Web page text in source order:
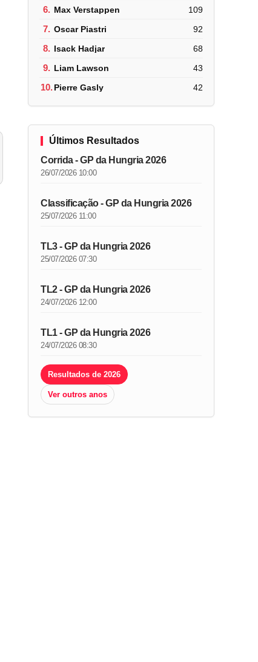
6. Max Verstappen 109
7. Oscar Piastri 92
8. Isack Hadjar 68
9. Liam Lawson 43
10.Pierre Gasly 42
Últimos Resultados
Corrida - GP da Hungria 2026
26/07/2026 10:00
Classificação - GP da Hungria 2026
25/07/2026 11:00
TL3 - GP da Hungria 2026
25/07/2026 07:30
TL2 - GP da Hungria 2026
24/07/2026 12:00
TL1 - GP da Hungria 2026
24/07/2026 08:30
Resultados de 2026
Ver outros anos